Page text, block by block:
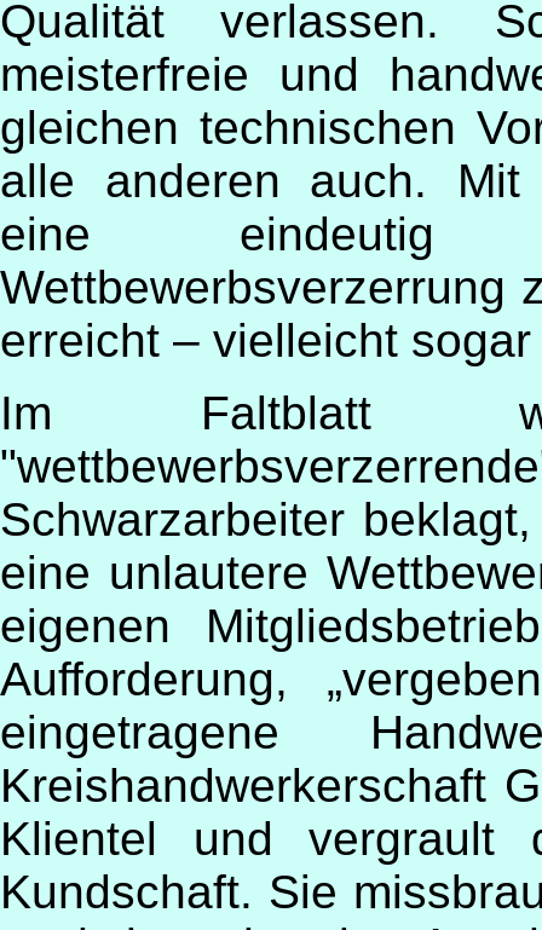
Qualität verlassen.
meisterfreie und
gleichen technischen
alle anderen auch. Mit
eine eindeutig
Wettbewerbsverzerrung
erreicht – vielleicht
Im Faltblatt
Schwarzarbeiter
eine unlautere
eigenen
Aufforderung,
eingetragene
Kreishandwerkerschaft
Klientel und vergrault
Kundschaft. Sie